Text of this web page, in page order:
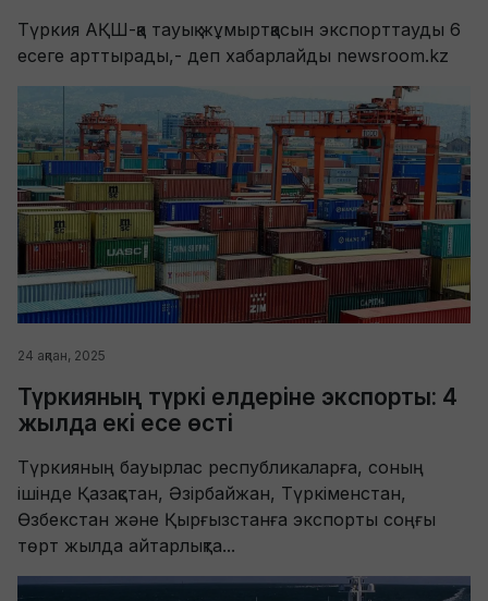
Түркия АҚШ-қа тауық жұмыртқасын экспорттауды 6
есеге арттырады,- деп хабарлайды newsroom.kz
24 ақпан, 2025
Түркияның түркі елдеріне экспорты: 4
жылда екі есе өсті
Түркияның бауырлас республикаларға, соның
ішінде Қазақстан, Әзірбайжан, Түркіменстан,
Өзбекстан және Қырғызстанға экспорты соңғы
төрт жылда айтарлықта...